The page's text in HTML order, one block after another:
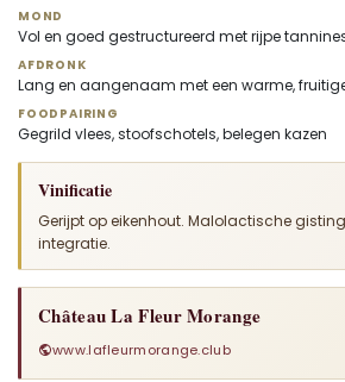
MOND
Vol en goed gestructureerd met rijpe
AFDRONK
Lang en aangenaam met een warme,
FOODPAIRING
Gegrild vlees, stoofschotels, belegen kazen
Vinificatie
Gerijpt op eikenhout. Malolactische
integratie.
Château La Fleur Morange
www.lafleurmorange.club